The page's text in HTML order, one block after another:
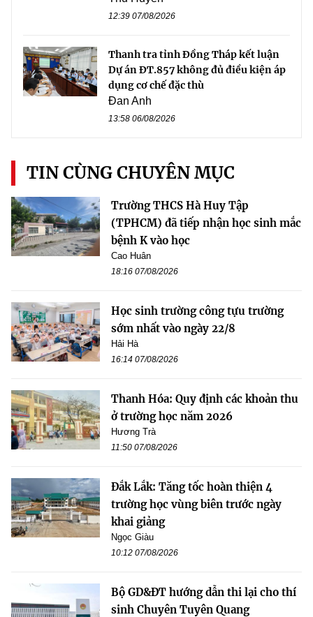
12:39 07/08/2026
Thanh tra tỉnh Đồng Tháp kết luận
Dự án ĐT.857 không đủ điều kiện áp
dụng cơ chế đặc thù
Đan Anh
13:58 06/08/2026
TIN CÙNG CHUYÊN MỤC
Trường THCS Hà Huy Tập
(TPHCM) đã tiếp nhận học sinh mắc
bệnh K vào học
Cao Huân
18:16 07/08/2026
Học sinh trường công tựu trường
sớm nhất vào ngày 22/8
Hải Hà
16:14 07/08/2026
Thanh Hóa: Quy định các khoản thu
ở trường học năm 2026
Hương Trà
11:50 07/08/2026
Đắk Lắk: Tăng tốc hoàn thiện 4
trường học vùng biên trước ngày
khai giảng
Ngọc Giàu
10:12 07/08/2026
Bộ GD&ĐT hướng dẫn thi lại cho thí
sinh Chuyên Tuyên Quang